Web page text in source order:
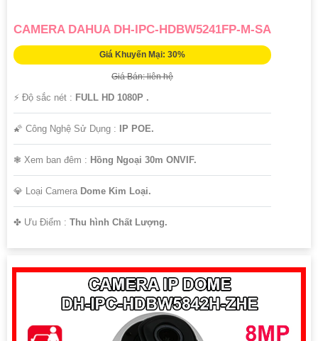
CAMERA DAHUA DH-IPC-HDBW5241FP-M-SA
Giá Khuyến Mại: 30%
Giá Bán: liên hệ
️⚡ Độ sắc nét : FULL HD 1080P .
🌠 Công Nghệ Sử Dụng : IP POE.
❃ Xem ban đêm : Hồng Ngoại 30m ONVIF.
💎 Loại Camera Dome Kim Loại.
️✤ Ưu Điểm : Thu hình Chất Lượng.